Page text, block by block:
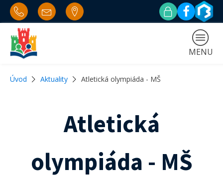
MENU
Úvod Aktuality Atletická olympiáda - MŠ
Atletická
olympiáda - MŠ